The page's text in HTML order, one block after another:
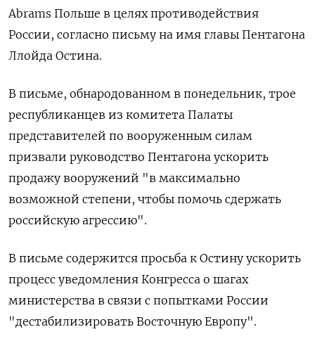
Abrams Польше в целях противодействия
России, согласно письму на имя главы Пентагона
Ллойда Остина.
В письме, обнародованном в понедельник, трое
республиканцев из комитета Палаты
представителей по вооруженным силам
призвали руководство Пентагона ускорить
продажу вооружений "в максимально
возможной степени, чтобы помочь сдержать
российскую агрессию".
В письме содержится просьба к Остину ускорить
процесс уведомления Конгресса о шагах
министерства в связи с попытками России
"дестабилизировать Восточную Европу".